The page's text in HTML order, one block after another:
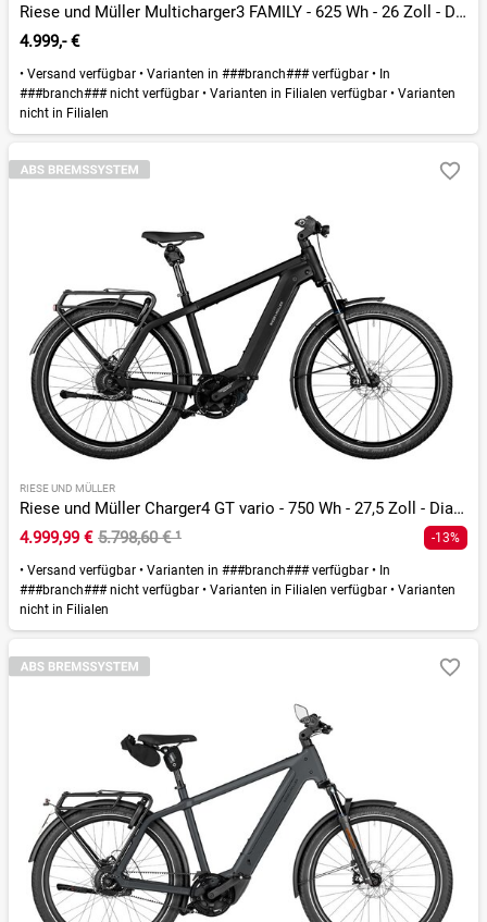
Riese und Müller Multicharger3 FAMILY - 625 Wh - 26 Zoll - Diamant - 2026
4.999,- €
• Versand verfügbar • Varianten in ###branch### verfügbar • In
###branch### nicht verfügbar • Varianten in Filialen verfügbar • Varianten
nicht in Filialen
RIESE UND MÜLLER
Riese und Müller Charger4 GT vario - 750 Wh - 27,5 Zoll - Diamant - 2026
4.999,99 € 5.798,60 €¹ -13%
• Versand verfügbar • Varianten in ###branch### verfügbar • In
###branch### nicht verfügbar • Varianten in Filialen verfügbar • Varianten
nicht in Filialen